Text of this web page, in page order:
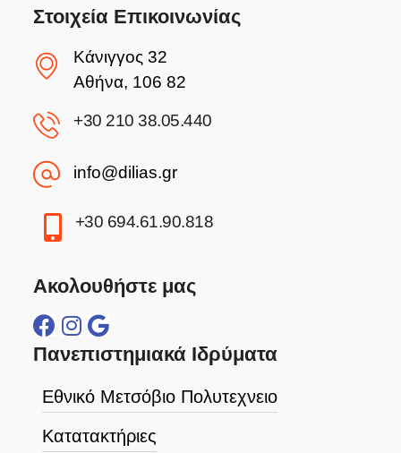
Στοιχεία Επικοινωνίας
Κάνιγγος 32
Αθήνα, 106 82
+30 210 38.05.440
info@dilias.gr
+30 694.61.90.818
Ακολουθήστε μας
Πανεπιστημιακά Ιδρύματα
Εθνικό Μετσόβιο Πολυτεχνειο
Κατατακτήριες